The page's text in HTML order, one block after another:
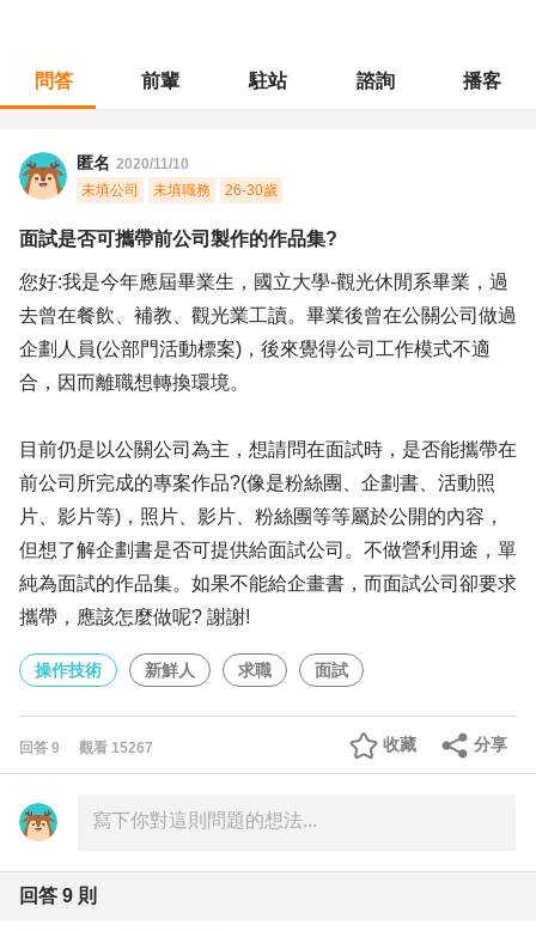
問答 前輩 駐站 諮詢 播客
匿名 2020/11/10
未填公司
未填職務 26-30歲
面試是否可攜帶前公司製作的作品集?
您好:我是今年應屆畢業生，國立大學-觀光休閒系畢業，過
去曾在餐飲、補教、觀光業工讀。畢業後曾在公關公司做過
企劃人員(公部門活動標案)，後來覺得公司工作模式不適
合，因而離職想轉換環境。
目前仍是以公關公司為主，想請問在面試時，是否能攜帶在
前公司所完成的專案作品?(像是粉絲團、企劃書、活動照
片、影片等)，照片、影片、粉絲團等等屬於公開的內容，
但想了解企劃書是否可提供給面試公司。不做營利用途，單
純為面試的作品集。如果不能給企畫書，而面試公司卻要求
攜帶，應該怎麼做呢? 謝謝!
操作技術 新鮮人 求職 面試
回答 9 觀看 15267 分享
收藏
回答 9 則